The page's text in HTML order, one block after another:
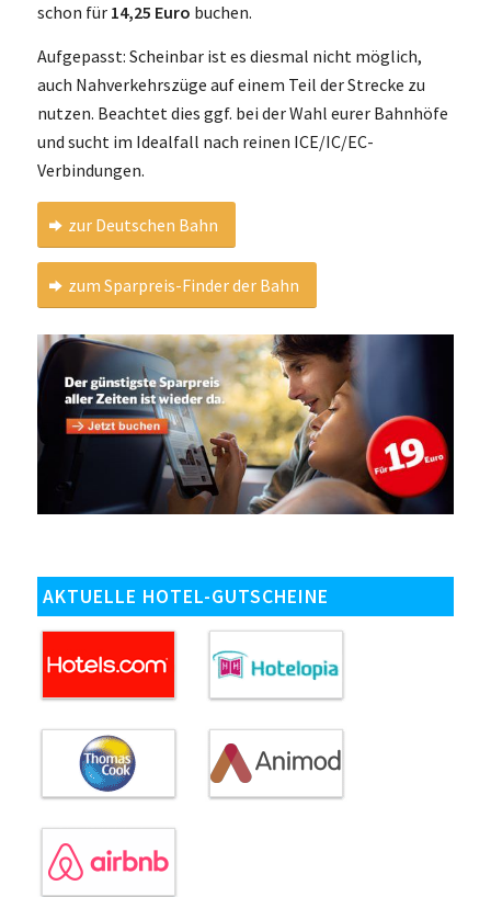
schon für 14,25 Euro buchen.
Aufgepasst: Scheinbar ist es diesmal nicht möglich,
auch Nahverkehrszüge auf einem Teil der Strecke zu
nutzen. Beachtet dies ggf. bei der Wahl eurer Bahnhöfe
und sucht im Idealfall nach reinen ICE/IC/EC-
Verbindungen.
zur Deutschen Bahn
zum Sparpreis-Finder der Bahn
AKTUELLE HOTEL-GUTSCHEINE